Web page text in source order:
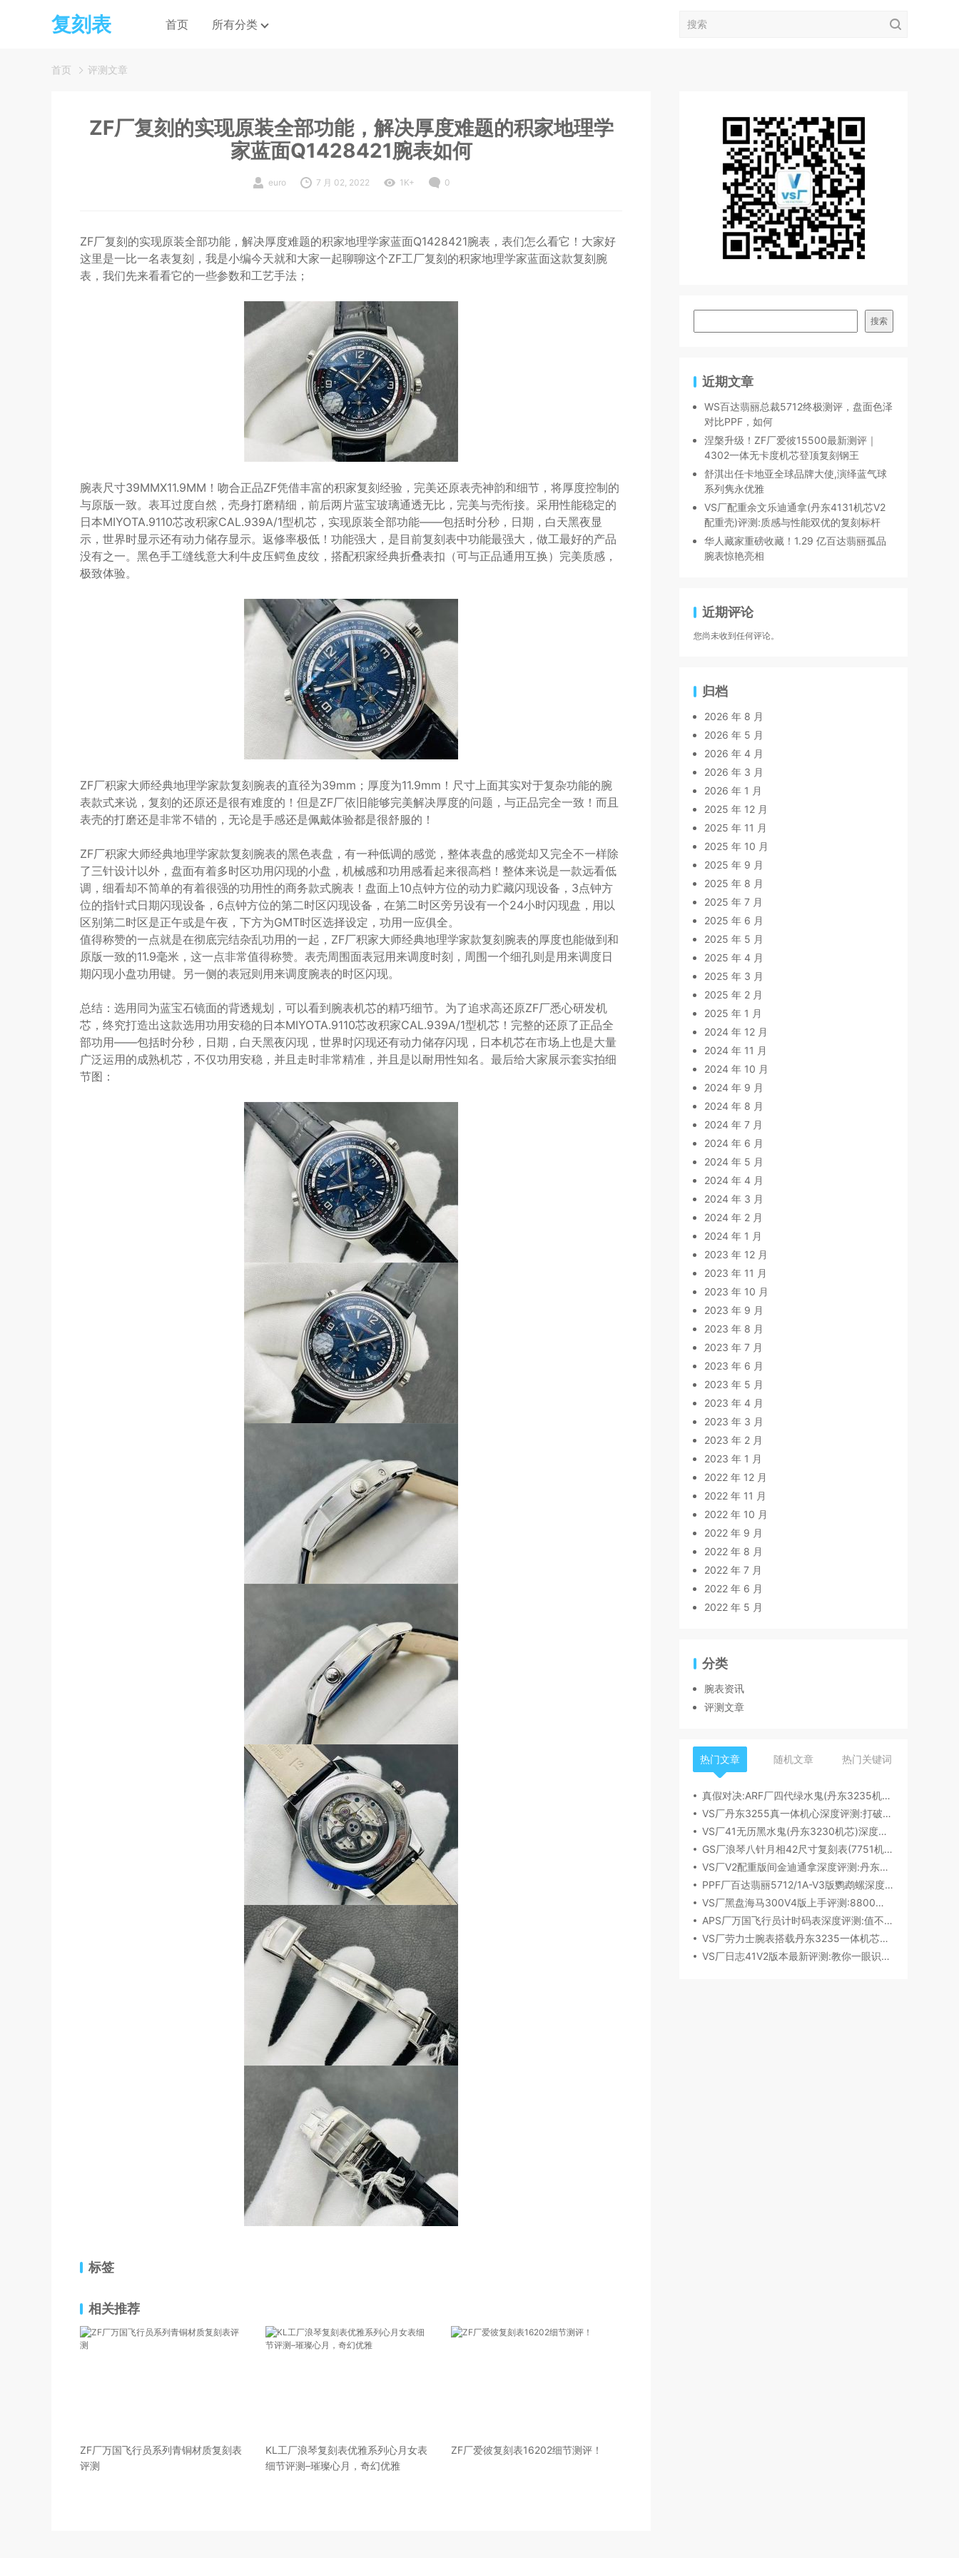
复刻表 首页 所有分类
首页 评测文章
ZF厂复刻的实现原装全部功能，解决厚度难题的积家地理学
家蓝面Q1428421腕表如何
euro 7 月 02, 2022 1K+ 0
ZF厂复刻的实现原装全部功能，解决厚度难题的积家地理学家蓝面Q1428421腕表，表们怎么看它！大家好
这里是一比一名表复刻，我是小编今天就和大家一起聊聊这个ZF工厂复刻的积家地理学家蓝面这款复刻腕
表，我们先来看看它的一些参数和工艺手法；
️腕表尺寸39MMX11.9MM！吻合正品ZF凭借丰富的积家复刻经验，完美还原表壳神韵和细节，将厚度控制的
与原版一致。表耳过度自然，壳身打磨精细，前后两片蓝宝玻璃通透无比，完美与壳衔接。️采用性能稳定的
日本MIYOTA.9110芯改积家CAL.939A/1型机芯，实现原装全部功能——包括时分秒，日期，白天黑夜显
示，世界时显示还有动力储存显示。返修率极低！功能强大，是目前复刻表中功能最强大，做工最好的产品
没有之一。️黑色手工缝线意大利牛皮压鳄鱼皮纹，搭配积家经典折叠表扣（可与正品通用互换）完美质感，
极致体验。
ZF厂积家大师经典地理学家款复刻腕表的直径为39mm；厚度为11.9mm！尺寸上面其实对于复杂功能的腕
表款式来说，复刻的还原还是很有难度的！但是ZF厂依旧能够完美解决厚度的问题，与正品完全一致！而且
表壳的打磨还是非常不错的，无论是手感还是佩戴体验都是很舒服的！
ZF厂积家大师经典地理学家款复刻腕表的黑色表盘，有一种低调的感觉，整体表盘的感觉却又完全不一样除
了三针设计以外，盘面有着多时区功用闪现的小盘，机械感和功用感看起来很高档！整体来说是一款远看低
调，细看却不简单的有着很强的功用性的商务款式腕表！盘面上10点钟方位的动力贮藏闪现设备，3点钟方
位的指针式日期闪现设备，6点钟方位的第二时区闪现设备，在第二时区旁另设有一个24小时闪现盘，用以
区别第二时区是正午或是午夜，下方为GMT时区选择设定，功用一应俱全。
值得称赞的一点就是在彻底完结杂乱功用的一起，ZF厂积家大师经典地理学家款复刻腕表的厚度也能做到和
原版一致的11.9毫米，这一点非常值得称赞。表壳周围面表冠用来调度时刻，周围一个细孔则是用来调度日
期闪现小盘功用键。另一侧的表冠则用来调度腕表的时区闪现。
总结：选用同为蓝宝石镜面的背透规划，可以看到腕表机芯的精巧细节。为了追求高还原ZF厂悉心研发机
芯，终究打造出这款选用功用安稳的日本MIYOTA.9110芯改积家CAL.939A/1型机芯！完整的还原了正品全
部功用——包括时分秒，日期，白天黑夜闪现，世界时闪现还有动力储存闪现，日本机芯在市场上也是大量
广泛运用的成熟机芯，不仅功用安稳，并且走时非常精准，并且是以耐用性知名。最后给大家展示套实拍细
节图：
标签
相关推荐
ZF厂万国飞行员系列青铜材质复刻表
评测
KL工厂浪琴复刻表优雅系列心月女表
细节评测–璀璨心月，奇幻优雅
ZF厂爱彼复刻表16202细节测评！
搜索
近期文章
WS百达翡丽总裁5712终极测评，盘面色泽
对比PPF，如何
涅槃升级！ZF厂爱彼15500最新测评｜
4302一体无卡度机芯登顶复刻钢王
舒淇出任卡地亚全球品牌大使,演绎蓝气球
系列隽永优雅
VS厂配重余文乐迪通拿(丹东4131机芯V2
配重壳)评测:质感与性能双优的复刻标杆
华人藏家重磅收藏！1.29 亿百达翡丽孤品
腕表惊艳亮相
近期评论
您尚未收到任何评论。
归档
2026 年 8 月
2026 年 5 月
2026 年 4 月
2026 年 3 月
2026 年 1 月
2025 年 12 月
2025 年 11 月
2025 年 10 月
2025 年 9 月
2025 年 8 月
2025 年 7 月
2025 年 6 月
2025 年 5 月
2025 年 4 月
2025 年 3 月
2025 年 2 月
2025 年 1 月
2024 年 12 月
2024 年 11 月
2024 年 10 月
2024 年 9 月
2024 年 8 月
2024 年 7 月
2024 年 6 月
2024 年 5 月
2024 年 4 月
2024 年 3 月
2024 年 2 月
2024 年 1 月
2023 年 12 月
2023 年 11 月
2023 年 10 月
2023 年 9 月
2023 年 8 月
2023 年 7 月
2023 年 6 月
2023 年 5 月
2023 年 4 月
2023 年 3 月
2023 年 2 月
2023 年 1 月
2022 年 12 月
2022 年 11 月
2022 年 10 月
2022 年 9 月
2022 年 8 月
2022 年 7 月
2022 年 6 月
2022 年 5 月
分类
腕表资讯
评测文章
热门文章 随机文章 热门关键词
真假对决:ARF厂四代绿水鬼(丹东3235机芯)深度评测
VS厂丹东3255真一体机心深度评测:打破市场乱象,重塑复刻机芯新标杆​
VS厂41无历黑水鬼(丹东3230机芯)深度评测:性能与破绽全解析
GS厂浪琴八针月相42尺寸复刻表(7751机芯)细节全析
VS厂V2配重版间金迪通拿深度评测:丹东4131机芯加持下的165克精密之作​
PPF厂百达翡丽5712/1A-V3版鹦鹉螺深度评测:细节升级直击正品
VS厂黑盘海马300V4版上手评测:8800一体机芯加持,复刻天花板实至名归?
APS厂万国飞行员计时码表深度评测:值不值得入手？
VS厂劳力士腕表搭载丹东3235一体机芯深度评测
VS厂日志41V2版本最新评测:教你一眼识破假VS